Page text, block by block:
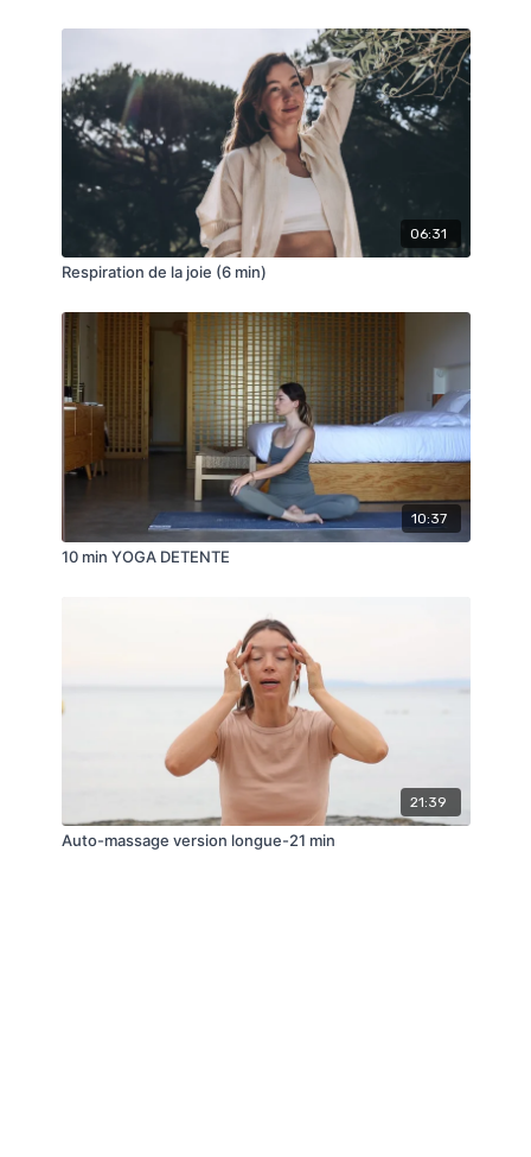
06:31
Respiration de la joie (6 min)
10:37
10 min YOGA DETENTE
21:39
Auto-massage version longue-21 min